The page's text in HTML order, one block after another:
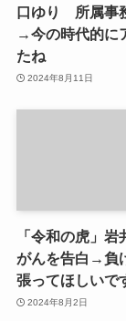
口ゆり 所属事
→今の時代的に
たね
2024年8月11日
「令和の虎」
がんを告白→負
張ってほしいで
2024年8月2日